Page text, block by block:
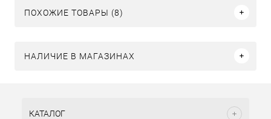
ПОХОЖИЕ ТОВАРЫ (8)
НАЛИЧИЕ В МАГАЗИНАХ
КАТАЛОГ